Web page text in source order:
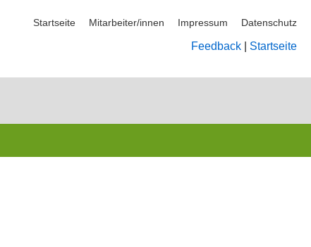
Startseite Mitarbeiter/innen Impressum Datenschutz
Feedback Startseite